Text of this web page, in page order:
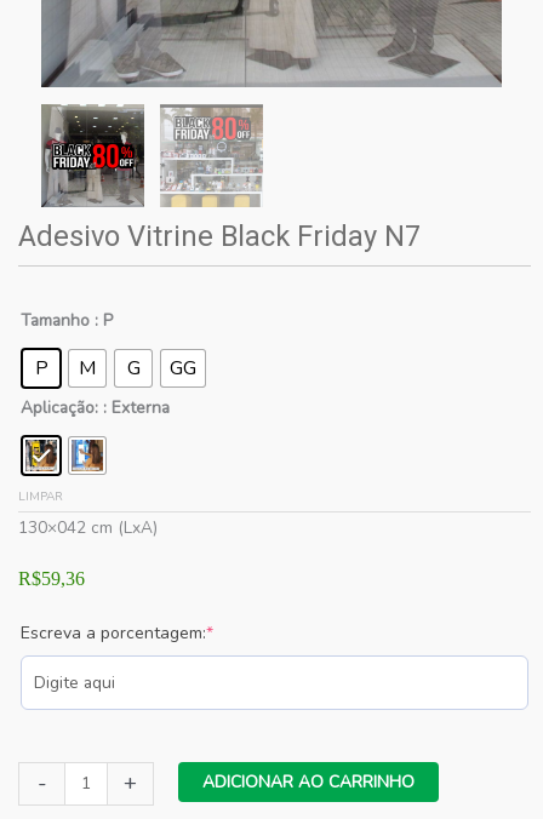
Adesivo Vitrine Black Friday N7
Tamanho : P
P M G GG
Aplicação: : Externa
LIMPAR
130×042 cm (LxA)
R$59,36
Escreva a porcentagem:*(required)
-
Vitrine
+ ADICIONAR AO CARRINHO